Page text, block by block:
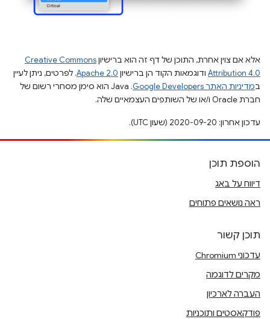
אלא אם צוין אחרת, התוכן של דף זה הוא ברישיוןCreative Commons
Attribution 4.0 ודוגמאות הקוד הן ברישיון Apache 2.0. לפרטים, ניתן לעיין
במדיניות האתר Google Developers‏
.‏ Java הוא סימן מסחרי רשום של
חברת Oracle ו/או של השותפים העצמאיים שלה.
עדכון אחרון: 2020-09-20 (שעון UTC).
הוספת תוכן
דיווח על באג
ראה נושאים פתוחים
תוכן קשור
עדכוני Chromium
מקרים לדוגמה
העברה לארכיון
פודקאסטים ותוכניות